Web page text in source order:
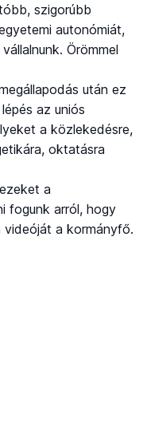
szigorúbb
autonómiát,
Örömmel
után ez
az uniós
a közlekedésre,
oktatásra
a
fogunk arról, hogy
videóját a kormányfő.